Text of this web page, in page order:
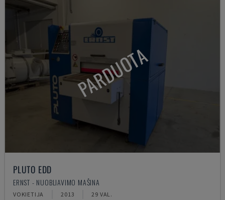
PARDUOTA
PLUTO EDD
ERNST - NUOBLIAVIMO MAŠINA
VOKIETIJA 2013 29 VAL.